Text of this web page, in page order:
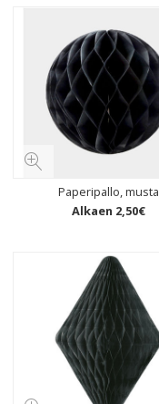
Paperipallo, musta
Alkaen 2,50€